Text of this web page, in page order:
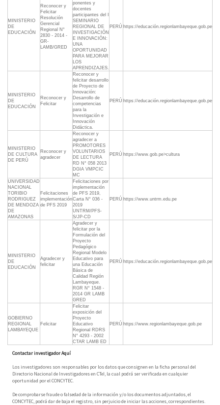
MINISTERIO
DE
EDUCACIÓN
Reconocer y
Felicitar
Resolución
Gerencial
Regional N°
2830 - 2014 -
GR-
LAMB/GRED
ponentes y
docentes
participantes del I
SEMINARIO
REGIONAL DE
INVESTIGACIÓN
E INNOVACIÓN:
UNA
OPORTUNIDAD
PARA MEJORAR
LOS
APRENDIZAJES.
PERÚ https://educación.regionlambayeque.gob.pe
MINISTERIO
DE
EDUCACIÓN
Reconocer y
Felicitar
Reconocer y
felicitar desarrollo
de Proyecto de
Innovación:
Desarrollo de
competencias
para la
Investigación e
Innovación
Didáctica.
PERÚ https://educación.regionlambayeque.gob.pe
MINISTERIO
DE CULTURA
DE PERÚ
Reconocer y
agradecer
Reconocer y
agradecer a
PROMOTORES
VOLUNTARIOS
DE LECTURA
RD N° 058 2013
DGIA VMPCIC
MC
PERÚ https://www.gob.pe>cultura
UNIVERSIDAD
NACIONAL
TORIBIO
RODRIGUEZ
DE MENDOZA
DE
AMAZONAS
Felicitaciones
implementación
de PFS 2019
Felicitaciones por
implementación
de PFS 2019,
Carta N° 036 -
2019
UNTRM/PFS-
S/JP-CD
PERÚ https://www.untrm.edu.pe
MINISTERIO
DE
EDUCACIÓN
Agradecer y
felicitar
Agradecer y
felicitar por la
Formulación del
Proyecto
Pedagógico
Regional Modelo
Educativo para
una Educación
Básica de
Calidad Región
Lambayeque.
RGR N° 1548 -
2014 GR LAMB
GRED
PERÚ https://educación.regionlambayeque.gob.pe
GOBIERNO
REGIONAL
LAMBAYEQUE
Felicitar
Felicitar
exposición del
Proyecto
Educativo
Regional RDRS
N° 4293 - 2002
CTAR LAMB ED
PERÚ https://www.regionlambayeque.gob.pe
Contactar investigador Aquí
Los investigadores son responsables por los datos que consignen en la ficha personal del
Directorio Nacional de Investigadores en CTeI, la cual podrá ser verificada en cualquier
oportunidad por el CONCYTEC.
De comprobarse fraude o falsedad de la información y/o los documentos adjuntados, el
CONCYTEC, podrá dar de baja el registro, sin perjuicio de iniciar las acciones, correspondientes.